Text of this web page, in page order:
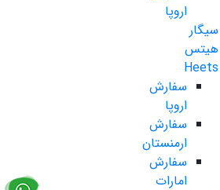
اروپا
سیگار
هیتس
Heets
سفارش
اروپا
سفارش
ارمنستان
سفارش
امارات